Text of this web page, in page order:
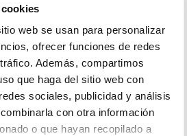
web se usan para personalizar
ofrecer funciones de redes
Además, compartimos
que haga del sitio web con
sociales, publicidad y análisis
con otra información
o que hayan recopilado a